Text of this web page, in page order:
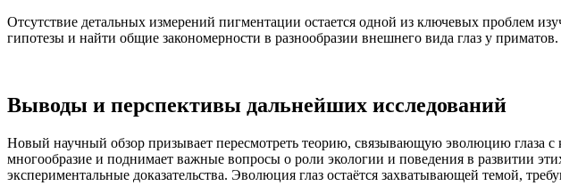
Отсутствие детальных измерений пигментации остается одной из ключевых проблем
гипотезы и найти общие закономерности в разнообразии внешнего вида глаз у приматов.
Выводы и перспективы дальнейших исследований
Новый научный обзор призывает пересмотреть теорию, связывающую эволюцию глаза с
многообразие и поднимает важные вопросы о роли экологии и поведения в развитии
экспериментальные доказательства. Эволюция глаз остаётся захватывающей темой,